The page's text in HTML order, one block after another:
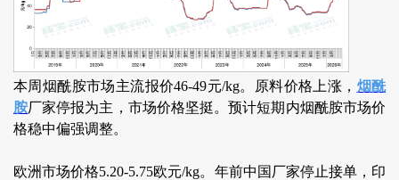
本周烟酰胺市场主流报价46-49元/kg。原料价格上涨， 烟酰
胺厂家停报为主，市场价格坚挺。预计短期内烟酰胺市场价
格稳中偏强调整。
欧洲市场价格5.20-5.75欧元/kg。年前中国厂家停止接单，印